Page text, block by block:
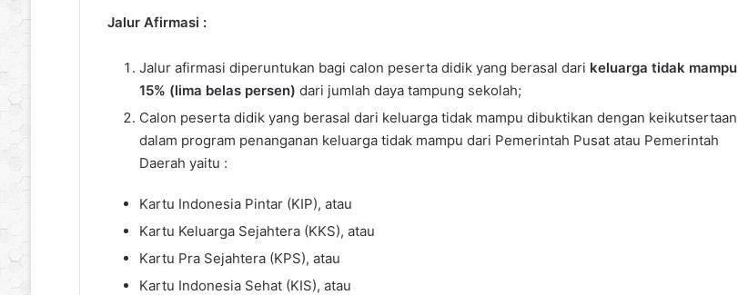
Jalur Afirmasi :
Jalur afirmasi diperuntukan bagi calon peserta didik yang berasal dari keluarga tidak mampu
15% (lima belas persen) dari jumlah daya tampung sekolah;
Calon peserta didik yang berasal dari keluarga tidak mampu dibuktikan dengan keikutsertaan
dalam program penanganan keluarga tidak mampu dari Pemerintah Pusat atau Pemerintah
Daerah yaitu :
Kartu Indonesia Pintar (KIP), atau
Kartu Keluarga Sejahtera (KKS), atau
Kartu Pra Sejahtera (KPS), atau
Kartu Indonesia Sehat (KIS), atau